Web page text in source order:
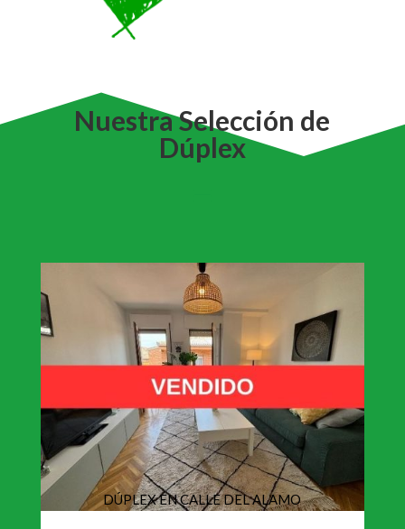
Nuestra Selección de
Dúplex
DÚPLEX EN CALLE DEL ALAMO